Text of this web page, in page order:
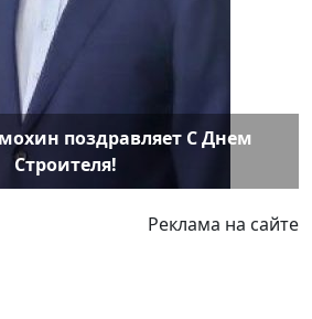
поздравляет С Днем
Строителя!
Реклама на сайте